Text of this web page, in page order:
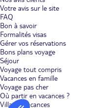
Votre avis sur le site
FAQ
Bon à savoir
Formalités visas
Gérer vos réservations
Bons plans voyage
Séjour
Voyage tout compris
Vacances en famille
Voyage pas cher
Où partir en vacances ?
Villages vacances